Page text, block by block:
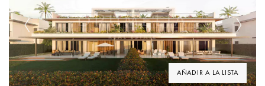
AÑADIR A LA LISTA
Previous Next